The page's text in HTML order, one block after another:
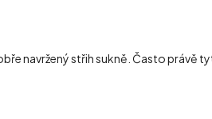
navržený střih sukně. Často právě